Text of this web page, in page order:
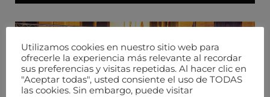
Utilizamos cookies en nuestro sitio web para
ofrecerle la experiencia más relevante al recordar
sus preferencias y visitas repetidas. Al hacer clic en
"Aceptar todas", usted consiente el uso de TODAS
las cookies. Sin embargo, puede visitar